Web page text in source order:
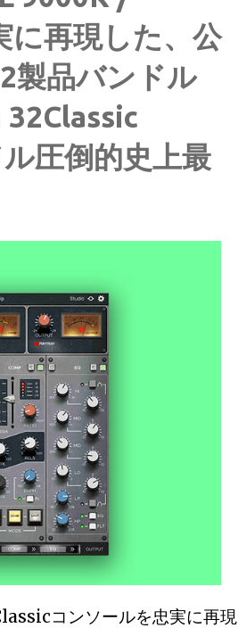
に再現した、公
製品バンドル
32Classic
圧倒的史上最
コンソールを忠実に再現